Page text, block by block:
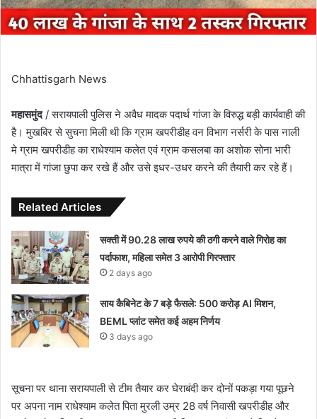
Chhattisgarh News
महासमुंद/ सरायपाली पुलिस ने अवैध मादक पदार्थ गांजा के विरुद्ध बड़ी कार्यवाही की
है। मुखबिर से सुचना मिली थी कि ग्राम खपरीडीह वन विभाग नर्सरी के पास नाली
मे ग्राम खपरीडीह का राधेश्याम कलेत एवं ग्राम कसलबा का अशोक सोना भारी
मात्रा में गांजा छुपा कर रखे हैं और उसे इधर-उधर करने की तैयारी कर रहे हैं।
Related Articles
सक्ती में 90.28 लाख रुपये की ठगी करने वाले गिरोह का
पर्दाफाश, महिला समेत 3 आरोपी गिरफ्तार
2 days ago
साय कैबिनेट के 7 बड़े फैसले: 500 करोड़ AI मिशन,
BEML प्लांट समेत कई अहम निर्णय
3 days ago
सूचना पर थाना सरायपाली से टीम तैयार कर घेराबंदी कर दोनों पकड़ा गया पूछने
पर अपना नाम राधेश्याम कलेत पिता मुरली उम्र 28 वर्ष निवासी खपरीडीह और